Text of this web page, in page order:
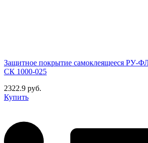
Защитное покрытие самоклеящееся
СК 1000-025
2322.9 руб.
Купить